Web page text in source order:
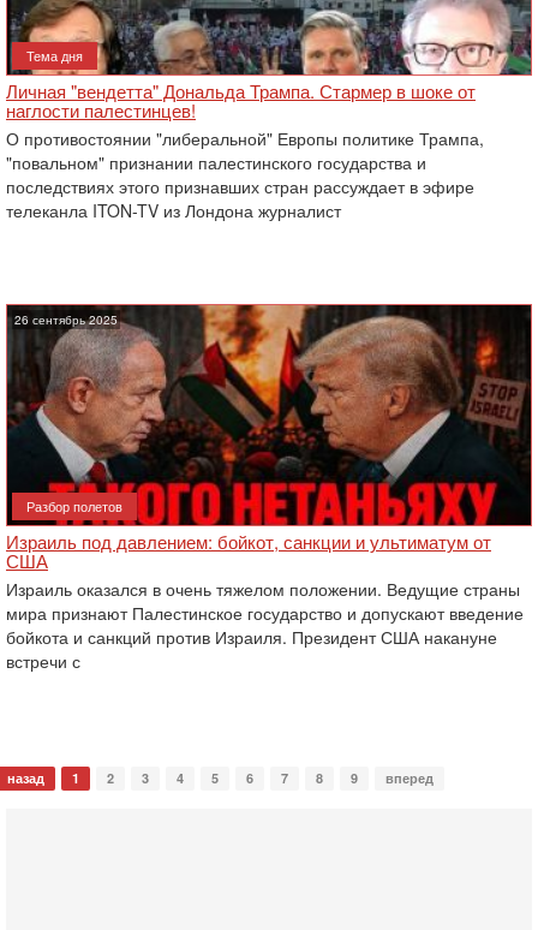
Тема дня
Личная "вендетта" Дональда Трампа. Стармер в шоке от
наглости палестинцев!
О противостоянии "либеральной" Европы политике Трампа,
"повальном" признании палестинского государства и
последствиях этого признавших стран рассуждает в эфире
телеканла ITON-TV из Лондона журналист
26 сентябрь 2025
Разбор полетов
Израиль под давлением: бойкот, санкции и ультиматум от
США
Израиль оказался в очень тяжелом положении. Ведущие страны
мира признают Палестинское государство и допускают введение
бойкота и санкций против Израиля. Президент США накануне
встречи с
назад 1 2 3 4 5 6 7 8 9 вперед